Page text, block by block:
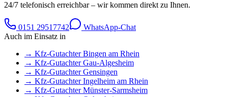
24/7 telefonisch erreichbar – wir kommen direkt zu Ihnen.
0151 29517742
WhatsApp-Chat
Auch im Einsatz in
→ Kfz-GutachterBingen am Rhein
→ Kfz-GutachterGau-Algesheim
→ Kfz-GutachterGensingen
→ Kfz-GutachterIngelheim am Rhein
→ Kfz-GutachterMünster-Sarmsheim